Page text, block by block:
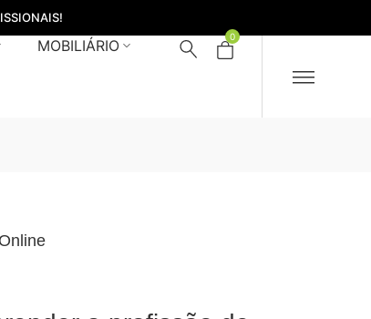
MOBILIÁRIO
0